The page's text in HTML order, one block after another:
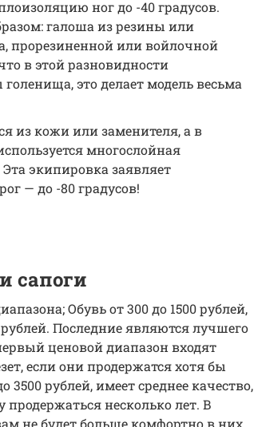
ног до -40 градусов.
галоша из резины или
прорезиненной или войлочной
в этой разновидности
это делает модель весьма
из кожи или заменителя, а в
многослойная
экипировка заявляет
— до -80 градусов!
сапоги
Обувь от 300 до 1500 рублей,
Последние являются лучшего
ценовой диапазон входят
если они продержатся хотя бы
3500 рублей, имеет среднее качество,
несколько лет. В
не будет больше комфортно в них